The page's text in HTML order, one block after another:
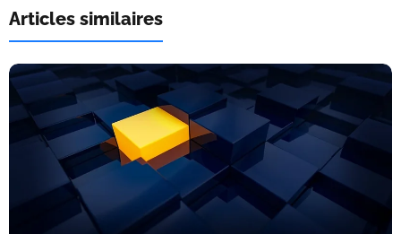
Articles similaires